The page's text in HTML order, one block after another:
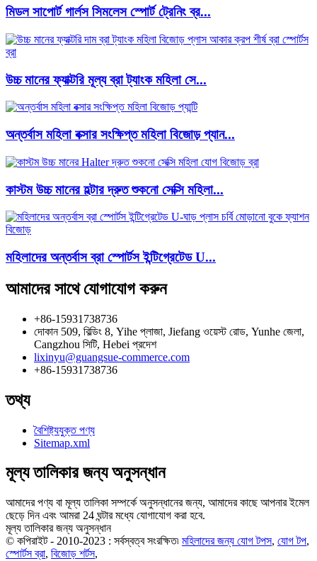
মিডল সাপোর্ট গার্লস সিমলেস স্পোর্ট ট্রেনিং ব্র...
উচ্চ মানের ফ্যাক্টরি মূল্য ব্রা ট্যাংক মহিলা সে...
অন্তর্বাস মহিলা বক্সার সংক্ষিপ্ত মহিলা বিজোড় প্যান...
কাস্টম উচ্চ মানের হল্টার দ্রুত শুকনো সেক্সি মহিলা...
মহিলাদের অন্তর্বাস ব্রা স্পোর্টস ইন্টিগ্রেটেড U...
আমাদের সাথে যোগাযোগ করুন
+86-15931738736
দোকান 509, বিল্ডিং 8, Yihe প্লাজা, Jiefang ওয়েস্ট রোড, Yunhe জেলা,
Cangzhou সিটি, Hebei প্রদেশ
lixinyu@guangsue-commerce.com
+86-15931738736
তথ্য
বৈশিষ্ট্যযুক্ত পণ্য
Sitemap.xml
মূল্য তালিকার জন্য অনুসন্ধান
আমাদের পণ্য বা মূল্য তালিকা সম্পর্কে অনুসন্ধানের জন্য, আমাদের কাছে আপনার ইমেল
ছেড়ে দিন এবং আমরা 24 ঘন্টার মধ্যে যোগাযোগ করা হবে.
মূল্য তালিকার জন্য অনুসন্ধান
© কপিরাইট - 2010-2023 : সর্বস্বত্ব সংরক্ষিত৷ মহিলাদের জন্য যোগ টপস, যোগ টপ,
স্পোর্টস ব্রা, বিজোড় শর্টস,